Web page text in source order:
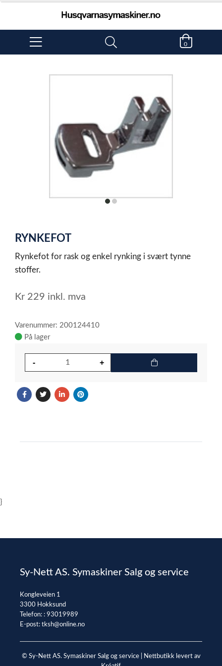
0
itemitem
of
2
RYNKEFOT
Rynkefot for rask og enkel rynking i svært tynne
stoffer.
Kr 229 inkl. mva
Varenummer: 200124410
På lager
}
Sy-Nett AS. Symaskiner Salg og service
Kongleveien 1
3300 Hokksund
Telefon: : 93019989
E-post: tksh@online.no
© Sy-Nett AS. Symaskiner Salg og service |
Nettbutikk levert av